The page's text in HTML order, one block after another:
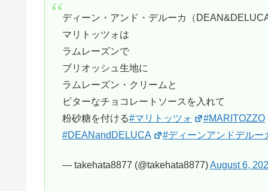
ディーン・アンド・デルーカ（
マリトッツォは
ラムレーズンで
ブリオッシュ生地に
ラムレーズン・クリームと
ビターなチョコレートソースを入れて
粉砂糖を付ける#マリトッツォ
#MARITOZZO
#DEANandDELUCA
#ディーンアンドデルー
— takehata8877 (@takehata8877)August 6,